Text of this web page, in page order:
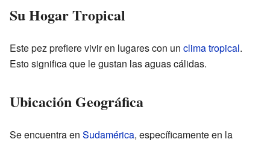
Su Hogar Tropical
Este pez prefiere vivir en lugares con un clima tropical.
Esto significa que le gustan las aguas cálidas.
Ubicación Geográfica
Se encuentra en Sudamérica, específicamente en la